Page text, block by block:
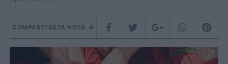
COMPARTÍ ESTA NOTA